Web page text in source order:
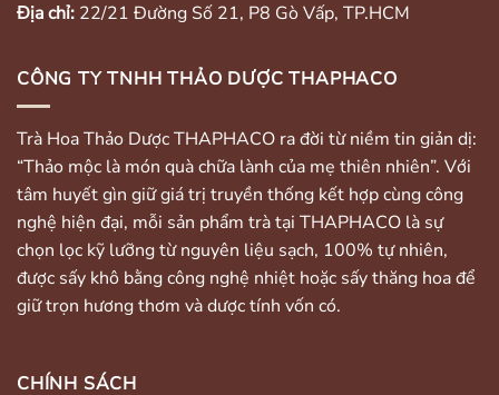
Địa chỉ: 22/21 Đường Số 21, P8 Gò Vấp, TP.HCM
CÔNG TY TNHH THẢO DƯỢC THAPHACO
Trà Hoa Thảo Dược THAPHACO ra đời từ niềm tin giản dị:
“Thảo mộc là món quà chữa lành của mẹ thiên nhiên”. Với
tâm huyết gìn giữ giá trị truyền thống kết hợp cùng công
nghệ hiện đại, mỗi sản phẩm trà tại THAPHACO là sự
chọn lọc kỹ lưỡng từ nguyên liệu sạch, 100% tự nhiên,
được sấy khô bằng công nghệ nhiệt hoặc sấy thăng hoa để
giữ trọn hương thơm và dược tính vốn có.
CHÍNH SÁCH